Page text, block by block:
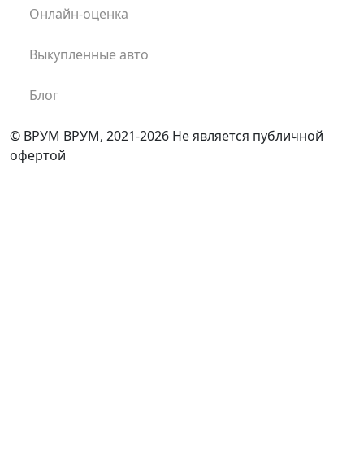
Онлайн-оценка
Выкупленные авто
Блог
© ВРУМ ВРУМ, 2021-2026 Не является публичной
офертой